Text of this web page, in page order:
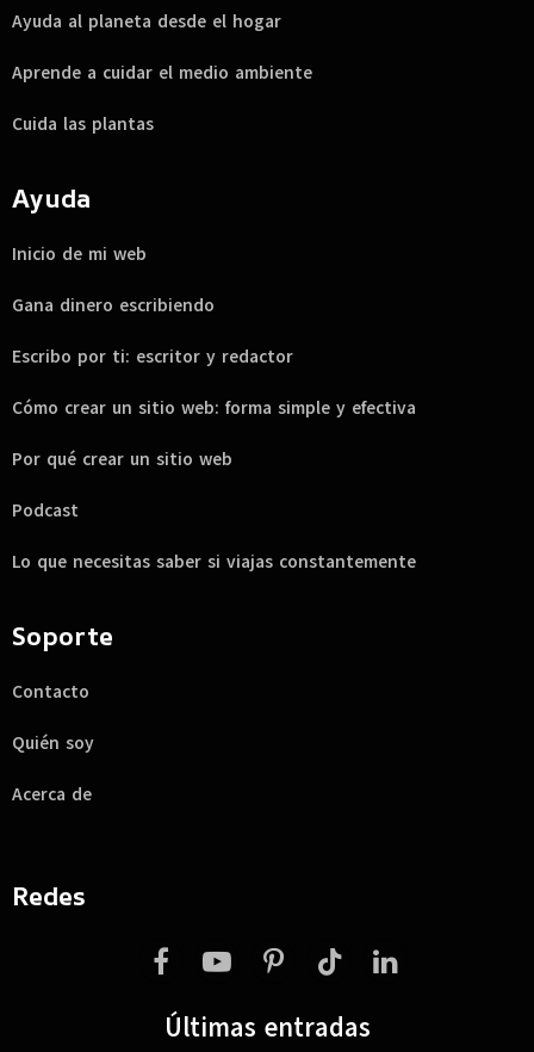
Ayuda al planeta desde el hogar
Aprende a cuidar el medio ambiente
Cuida las plantas
Ayuda
Inicio de mi web
Gana dinero escribiendo
Escribo por ti: escritor y redactor
Cómo crear un sitio web: forma simple y efectiva
Por qué crear un sitio web
Podcast
Lo que necesitas saber si viajas constantemente
Soporte
Contacto
Quién soy
Acerca de
Redes
FacebookYouTubePinterestTikTok LinkedIn
Últimas entradas